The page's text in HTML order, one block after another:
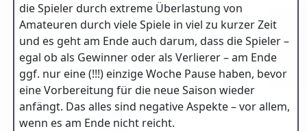
die Spieler durch extreme Überlastung von
Amateuren durch viele Spiele in viel zu kurzer Zeit
und es geht am Ende auch darum, dass die Spieler –
egal ob als Gewinner oder als Verlierer – am Ende
ggf. nur eine (!!!) einzige Woche Pause haben, bevor
eine Vorbereitung für die neue Saison wieder
anfängt. Das alles sind negative Aspekte – vor allem,
wenn es am Ende nicht reicht.